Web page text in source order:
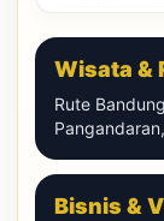
Wisata &
Rute
Bisnis &